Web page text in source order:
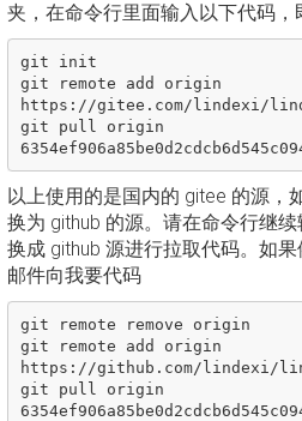
夹，在命令行里面输入以下代码
git init
git remote add origin
https://gitee.com/lindexi/
git pull origin
以上使用的是国内的 gitee 的源，
换为 github 的源。请在命令行继
换成 github 源进行拉取代码。如
邮件向我要代码
git remote remove origin
git remote add origin
https://github.com/lindexi/
git pull origin